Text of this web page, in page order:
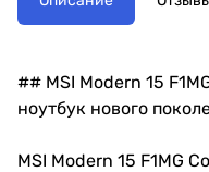
## MSI Modern 15
ноутбук нового
MSI Modern 15 F1MG